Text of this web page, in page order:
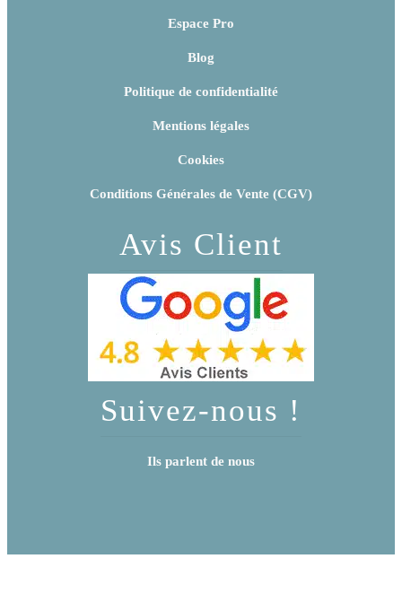
Espace Pro
Blog
Politique de confidentialité
Mentions légales
Cookies
Conditions Générales de Vente (CGV)
Avis Client
Suivez-nous !
Ils parlent de nous